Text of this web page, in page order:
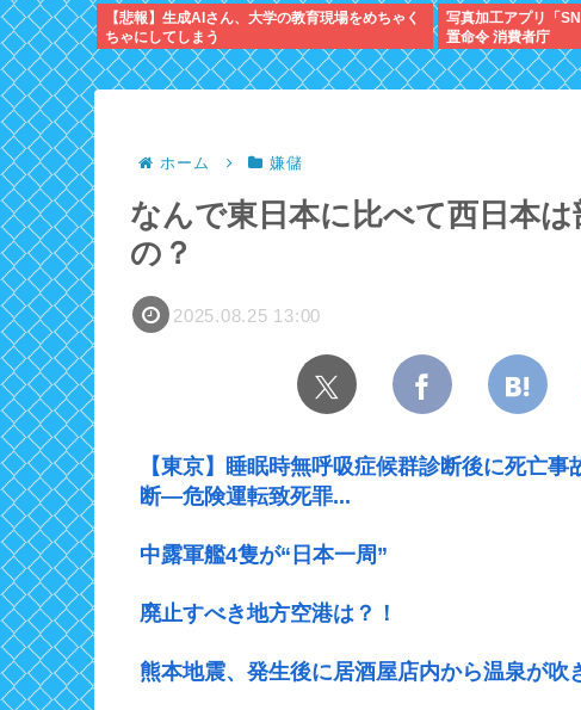
【悲報】生成AIさん、大学の教育現場をめちゃく
ちゃにしてしまう
写真加工アプリ「
置命令 消費者庁
ホーム 嫌儲
なんで東日本に比べて西日本
の？
2025.08.25 13:00
【東京】睡眠時無呼吸症候群診断後に死亡
断―危険運転致死罪...
中露軍艦4隻が“日本一周”
廃止すべき地方空港は？！
熊本地震、発生後に居酒屋店内から温泉が吹